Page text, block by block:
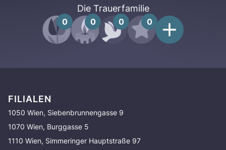
Die Trauerfamilie
0 0 0 0
FILIALEN
1050 Wien, Siebenbrunnengasse 9
1070 Wien, Burggasse 5
1110 Wien, Simmeringer Hauptstraße 97